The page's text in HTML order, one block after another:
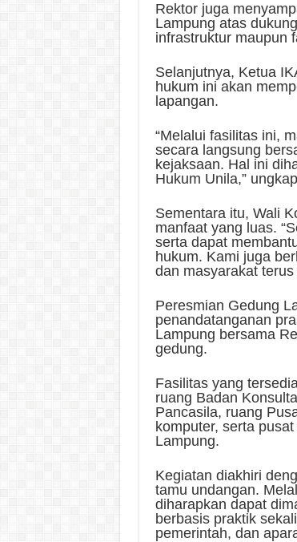
Rektor juga
Lampung atas
infrastruktur maupun
Selanjutnya, Ketua
hukum ini akan
lapangan.
“Melalui fasilitas ini,
secara langsung
kejaksaan. Hal ini
Hukum Unila,”
Sementara itu, Wali
manfaat yang luas.
serta dapat
hukum. Kami juga
dan masyarakat
Peresmian Gedung
penandatanganan
Lampung bersama
gedung.
Fasilitas yang
ruang Badan
Pancasila, ruang
komputer, serta
Lampung.
Kegiatan diakhiri
tamu undangan.
diharapkan dapat
berbasis praktik
pemerintah, dan